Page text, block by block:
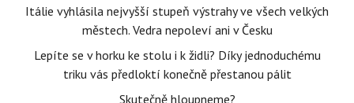
Itálie vyhlásila nejvyšší stupeň výstrahy ve všech velkých
městech. Vedra nepoleví ani v Česku
Lepíte se v horku ke stolu i k židli? Díky jednoduchému
triku vás předloktí konečně přestanou pálit
Skutečně hloupneme?